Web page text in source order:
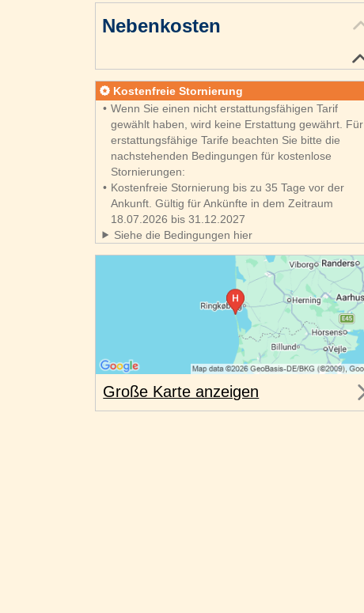
Nebenkosten
Kostenfreie Stornierung
Wenn Sie einen nicht erstattungsfähigen Tarif
gewählt haben, wird keine Erstattung gewährt. Für
erstattungsfähige Tarife beachten Sie bitte die
nachstehenden Bedingungen für kostenlose
Stornierungen:
Kostenfreie Stornierung bis zu 35 Tage vor der
Ankunft. Gültig für Ankünfte in dem Zeitraum
18.07.2026 bis 31.12.2027
Siehe die Bedingungen hier
Große Karte anzeigen